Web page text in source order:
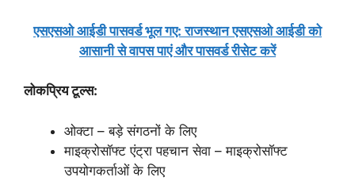
एसएसओ आईडी पासवर्ड भूल गए: राजस्थान एसएसओ आईडी को
आसानी से वापस पाएं और पासवर्ड रीसेट करें
लोकप्रिय टूल्स:
ओक्टा – बड़े संगठनों के लिए
माइक्रोसॉफ्ट एंट्रा पहचान सेवा – माइक्रोसॉफ्ट
उपयोगकर्ताओं के लिए